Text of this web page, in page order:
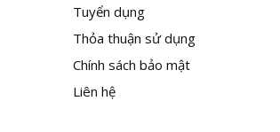
Tuyển dụng
Thỏa thuận sử dụng
Chính sách bảo mật
Liên hệ